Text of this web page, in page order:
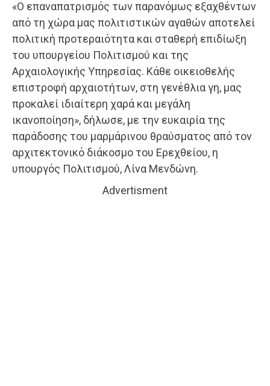
«Ο επαναπατρισμός των παρανόμως εξαχθέντων
από τη χώρα μας πολιτιστικών αγαθών αποτελεί
πολιτική προτεραιότητα και σταθερή επιδίωξη
του υπουργείου Πολιτισμού και της
Αρχαιολογικής Υπηρεσίας. Κάθε οικειοθελής
επιστροφή αρχαιοτήτων, στη γενέθλια γη, μας
προκαλεί ιδιαίτερη χαρά και μεγάλη
ικανοποίηση», δήλωσε, με την ευκαιρία της
παράδοσης του μαρμάρινου θραύσματος από τον
αρχιτεκτονικό διάκοσμο του Ερεχθείου, η
υπουργός Πολιτισμού, Λίνα Μενδώνη.
Advertisment